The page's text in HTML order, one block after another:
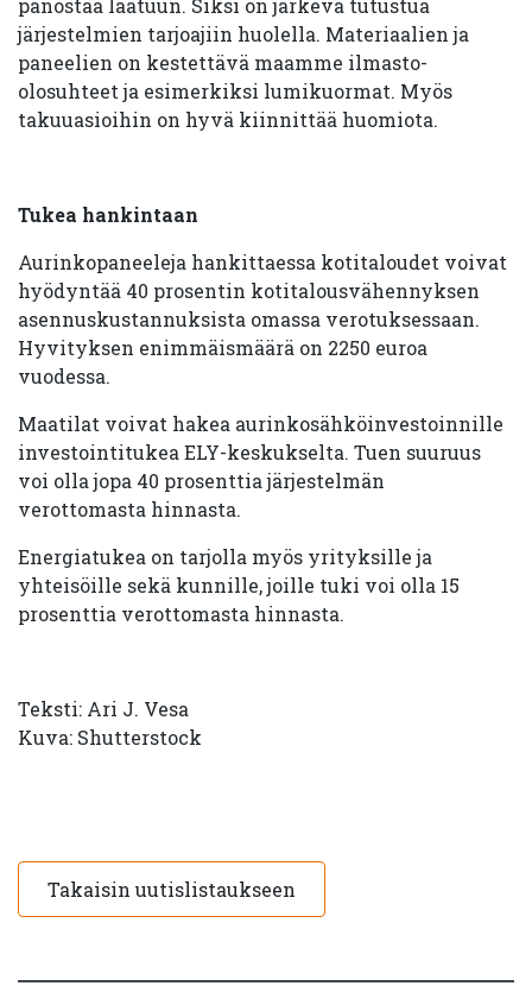
panostaa laatuun. Siksi on järkevä tutustua
järjestelmien tarjoajiin huolella. Materiaalien ja
paneelien on kestettävä maamme ilmasto-
olosuhteet ja esimerkiksi lumikuormat. Myös
takuuasioihin on hyvä kiinnittää huomiota.
Tukea hankintaan
Aurinkopaneeleja hankittaessa kotitaloudet voivat
hyödyntää 40 prosentin kotitalousvähennyksen
asennuskustannuksista omassa verotuksessaan.
Hyvityksen enimmäismäärä on 2250 euroa
vuodessa.
Maatilat voivat hakea aurinkosähköinvestoinnille
investointitukea ELY-keskukselta. Tuen suuruus
voi olla jopa 40 prosenttia järjestelmän
verottomasta hinnasta.
Energiatukea on tarjolla myös yrityksille ja
yhteisöille sekä kunnille, joille tuki voi olla 15
prosenttia verottomasta hinnasta.
Teksti: Ari J. Vesa
Kuva: Shutterstock
Takaisin uutislistaukseen